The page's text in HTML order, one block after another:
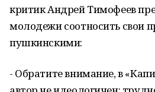
критик Андрей Тимофеев
молодежи соотносить свои
пушкинскими:
- Обратите внимание, в